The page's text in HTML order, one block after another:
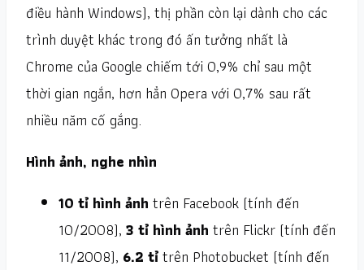
điều hành Windows), thị phần còn lại dành cho các
trình duyệt khác trong đó ấn tưởng nhất là
Chrome của Google chiếm tới 0,9% chỉ sau một
thời gian ngắn, hơn hẳn Opera với 0,7% sau rất
nhiều năm cố gắng.
Hình ảnh, nghe nhìn
10 tỉ hình ảnh trên Facebook (tính đến
10/2008), 3 tỉ hình ảnh trên Flickr (tính đến
11/2008), 6.2 tỉtrên Photobucket (tính đến